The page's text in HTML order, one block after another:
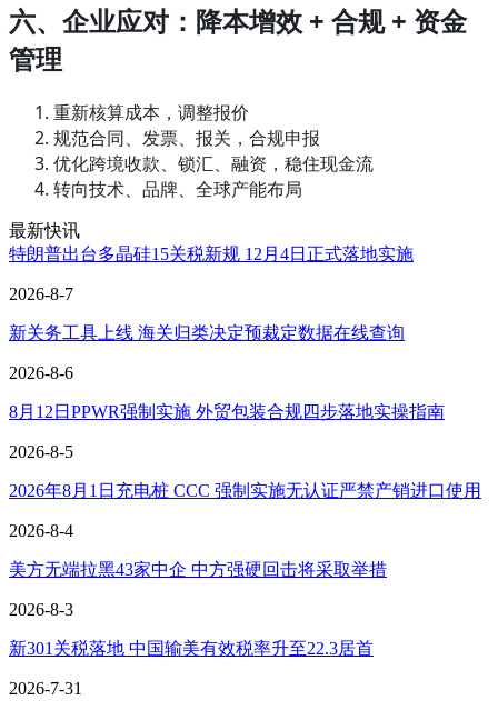
六、企业应对：降本增效 + 合规 + 资金
管理
重新核算成本，调整报价
规范合同、发票、报关，合规申报
优化跨境收款、锁汇、融资，稳住现金流
转向技术、品牌、全球产能布局
最新快讯
特朗普出台多晶硅15关税新规 12月4日正式落地实施
2026-8-7
新关务工具上线 海关归类决定预裁定数据在线查询
2026-8-6
8月12日PPWR强制实施 外贸包装合规四步落地实操指南
2026-8-5
2026年8月1日充电桩 CCC 强制实施无认证严禁产销进口使用
2026-8-4
美方无端拉黑43家中企 中方强硬回击将采取举措
2026-8-3
新301关税落地 中国输美有效税率升至22.3居首
2026-7-31